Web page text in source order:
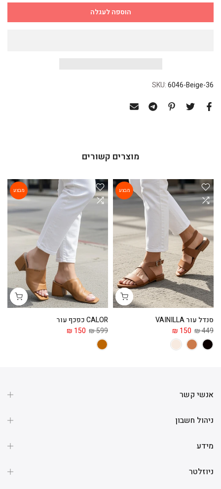
הוספה לעגלה
SKU:6046-Beige-36
מוצרים קשורים
מבצע
סנדל עור VAINILLA
449 ₪
150 ₪
מבצע
CALOR כפכף עור
599 ₪
150 ₪
אנשי קשר
ניהול חשבון
מידע
ניוזלטר